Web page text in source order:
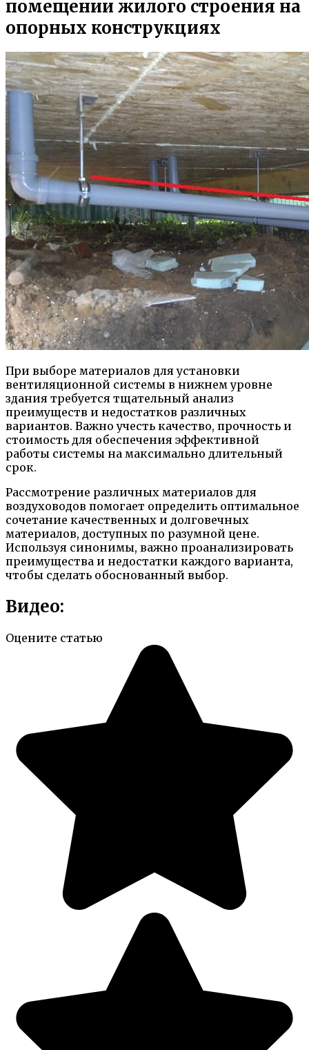
помещении жилого строения на
опорных конструкциях
При выборе материалов для установки
вентиляционной системы в нижнем уровне
здания требуется тщательный анализ
преимуществ и недостатков различных
вариантов. Важно учесть качество, прочность и
стоимость для обеспечения эффективной
работы системы на максимально длительный
срок.
Рассмотрение различных материалов для
воздуховодов помогает определить оптимальное
сочетание качественных и долговечных
материалов, доступных по разумной цене.
Используя синонимы, важно проанализировать
преимущества и недостатки каждого варианта,
чтобы сделать обоснованный выбор.
Видео:
Оцените статью